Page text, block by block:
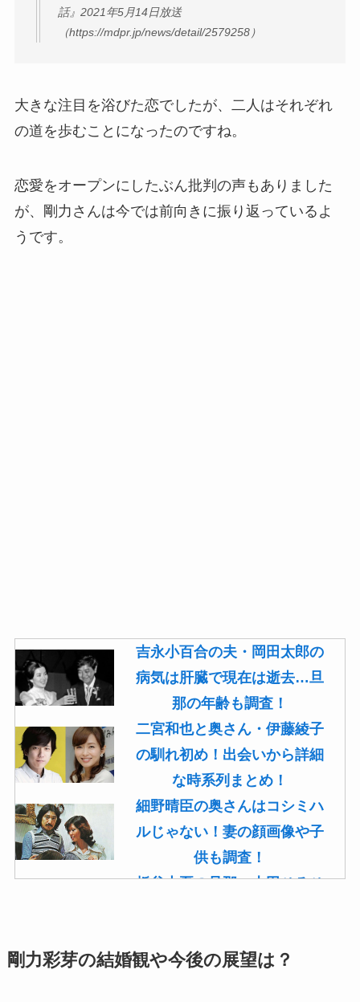
話』2021年5月14日放送
（https://mdpr.jp/news/detail/2579258）
大きな注目を浴びた恋でしたが、二人はそれぞれ
の道を歩むことになったのですね。
恋愛をオープンにしたぶん批判の声もありました
が、剛力さんは今では前向きに振り返っているよ
うです。
吉永小百合の夫・岡田太郎の
病気は肝臓で現在は逝去…旦
那の年齢も調査！
二宮和也と奥さん・伊藤綾子
の馴れ初め！出会いから詳細
な時系列まとめ！
細野晴臣の奥さんはコシミハ
ルじゃない！妻の顔画像や子
供も調査！
板谷由夏の旦那・古田ひろひ
菊池桃子の旦那・新原浩朗(官
剛力彩芽の結婚観や今後の展望は？